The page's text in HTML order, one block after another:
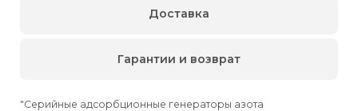
"Серийные адсорбционные генераторы азота
Доставка
Гарантии и возврат